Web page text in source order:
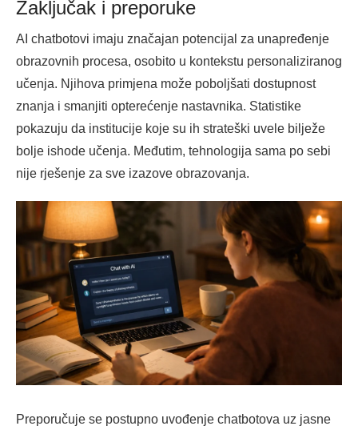
Zaključak i preporuke
AI chatbotovi imaju značajan potencijal za unapređenje
obrazovnih procesa, osobito u kontekstu personaliziranog
učenja. Njihova primjena može poboljšati dostupnost
znanja i smanjiti opterećenje nastavnika. Statistike
pokazuju da institucije koje su ih strateški uvele bilježe
bolje ishode učenja. Međutim, tehnologija sama po sebi
nije rješenje za sve izazove obrazovanja.
Preporučuje se postupno uvođenje chatbotova uz jasne